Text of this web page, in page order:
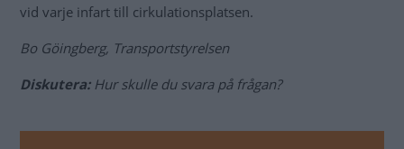
vid varje infart till cirkulationsplatsen.
Bo Göingberg, Transportstyrelsen
Diskutera: Hur skulle du svara på frågan?